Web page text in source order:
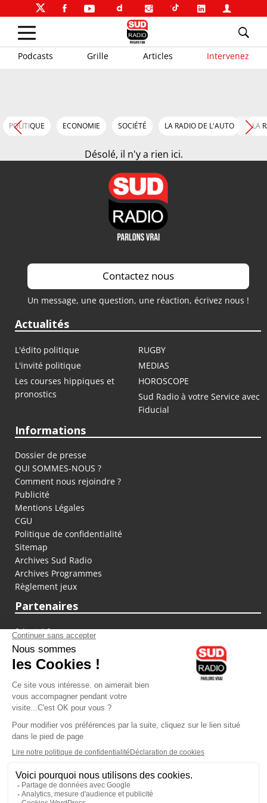
Podcasts Grille Articles Intervenez
POLITIQUE ECONOMIE SOCIÉTÉ LA RADIO DE L'AUTO LA
Désolé, il n'y a rien ici.
Contactez nous
Un message, une question, une réaction, écrivez nous !
Actualités
L'édito politique
RUGBY
L'invité politique
MEDIAS
Les courses hippiques et
pronostics
HOROSCOPE
Sud Radio à votre Service avec
Fiducial
Informations
Dossier de presse
QUI SOMMES-NOUS ?
Comment nous rejoindre ?
Publicité
Mentions Légales
CGU
Politique de confidentialité
Sitemap
Archives Sud Radio
Archives Programmes
Règlement jeux
Partenaires
fiducial.fr
lyoncapitale.fr
olympique-et-lyonnais.com
L'application Iphone / Android
Téléchargez l'application
Les cookies
Gestion des cookies